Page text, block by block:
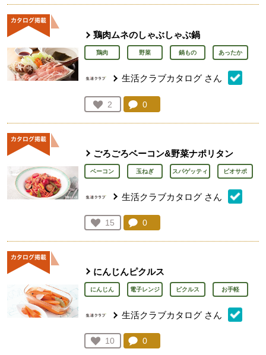
鶏肉ムネのしゃぶしゃぶ鍋
鶏肉 野菜 鍋もの あったか
生活クラブカタログ さん
お気に入り登録：
2
人が登録
コメント：
0
ごろごろベーコン&野菜ナポリタン
ベーコン 玉ねぎ スパゲッティ ビオサポ
生活クラブカタログ さん
お気に入り登録：
15
人が登録
コメント：
0
にんじんピクルス
にんじん 電子レンジ ピクルス お手軽
生活クラブカタログ さん
お気に入り登録：
10
人が登録
コメント：
0